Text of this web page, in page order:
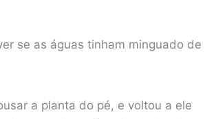
se as águas tinham minguado de
a planta do pé, e voltou a ele